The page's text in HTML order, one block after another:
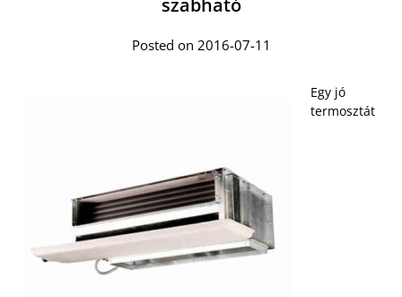
szabható
Posted on 2016-07-11
Egy jó
termosztát